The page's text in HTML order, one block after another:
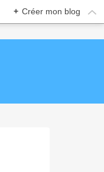
+ Créer mon blog